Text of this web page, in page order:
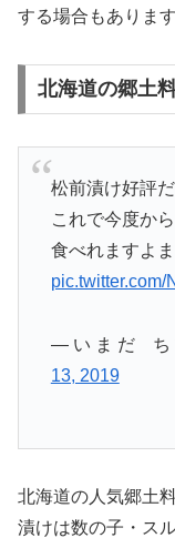
する場合もあります
北海道の郷土
松前漬け好評だ
これで今度か
食べれますよ
pic.twitter.com/
— い ま だ ち
13, 2019
北海道の人気郷土
漬けは数の子・ス